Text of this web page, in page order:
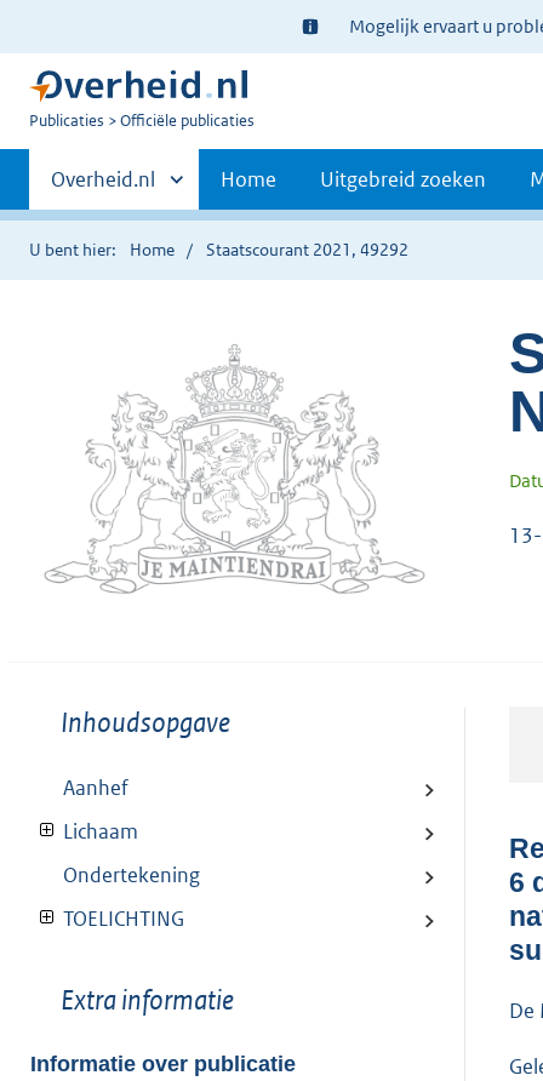
Ter
informatie:
Mogelijk ervaart u
U
Publicaties Officiële publicaties
Primaire
navigatie
Andere
sites
binnen
Overheid.nl Home Uitgebreid zoeken
U bent hier: Home Staatscourant 2021, 49292
Toon
van:
Inhoudsopgave
Aanhef
Lichaam
Ondertekening
TOELICHTING
Toon
van:
Extra informatie
Informatie over publicatie
6
De